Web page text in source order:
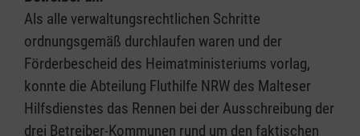
Als alle verwaltungsrechtlichen Schritte
ordnungsgemäß durchlaufen waren und der
Förderbescheid des Heimatministeriums vorlag,
konnte die Abteilung Fluthilfe NRW des Malteser
Hilfsdienstes das Rennen bei der Ausschreibung der
drei Betreiber-Kommunen rund um den faktischen